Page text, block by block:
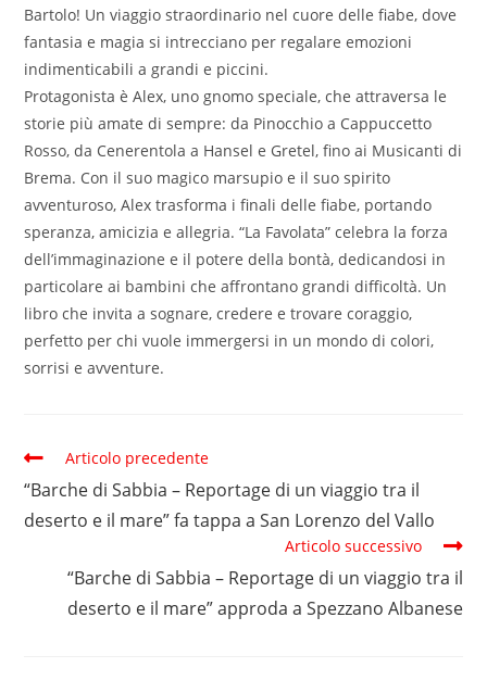
Bartolo! Un viaggio straordinario nel cuore delle fiabe, dove
fantasia e magia si intrecciano per regalare emozioni
indimenticabili a grandi e piccini.
Protagonista è Alex, uno gnomo speciale, che attraversa le
storie più amate di sempre: da Pinocchio a Cappuccetto
Rosso, da Cenerentola a Hansel e Gretel, fino ai Musicanti di
Brema. Con il suo magico marsupio e il suo spirito
avventuroso, Alex trasforma i finali delle fiabe, portando
speranza, amicizia e allegria. “La Favolata” celebra la forza
dell’immaginazione e il potere della bontà, dedicandosi in
particolare ai bambini che affrontano grandi difficoltà. Un
libro che invita a sognare, credere e trovare coraggio,
perfetto per chi vuole immergersi in un mondo di colori,
sorrisi e avventure.
Articolo precedente
“Barche di Sabbia – Reportage di un viaggio tra il
deserto e il mare” fa tappa a San Lorenzo del Vallo
Articolo successivo
“Barche di Sabbia – Reportage di un viaggio tra il
deserto e il mare” approda a Spezzano Albanese